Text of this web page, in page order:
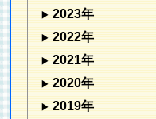
2023年
2022年
2021年
2020年
2019年